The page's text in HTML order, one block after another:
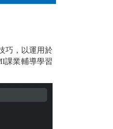
巧，以運用於
課業輔導學習